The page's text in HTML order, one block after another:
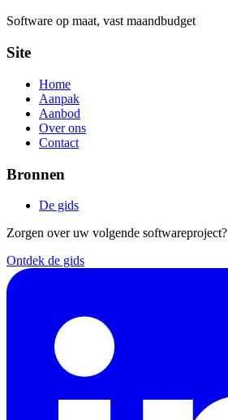
Software op maat, vast maandbudget
Site
Home
Aanpak
Aanbod
Over ons
Contact
Bronnen
De gids
Zorgen over uw volgende softwareproject?
Ontdek de gids